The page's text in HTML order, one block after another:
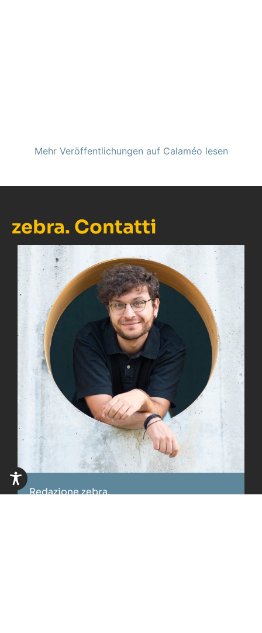
Mehr Veröffentlichungen auf Calaméo lesen
zebra. Contatti
Redazione zebra.